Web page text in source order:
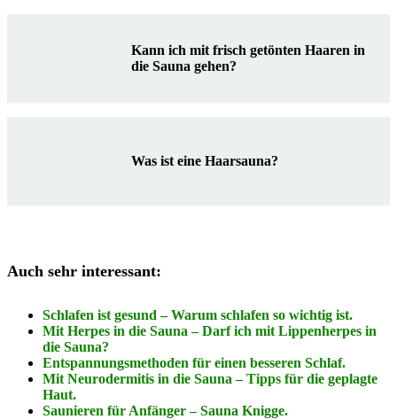
Kann ich mit frisch getönten Haaren in
die Sauna gehen?
Was ist eine Haarsauna?
Auch sehr interessant:
Schlafen ist gesund – Warum schlafen so wichtig ist.
Mit Herpes in die Sauna – Darf ich mit Lippenherpes in
die Sauna?
Entspannungsmethoden für einen besseren Schlaf.
Mit Neurodermitis in die Sauna – Tipps für die geplagte
Haut.
Saunieren für Anfänger – Sauna Knigge.